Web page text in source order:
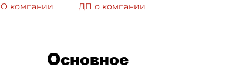
О компании ДП о компании
Основное